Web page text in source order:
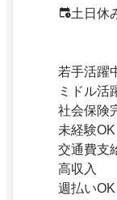
土日休
若手活躍
ミドル活
社会保険
未経験OK
交通費支
高収入
週払いOK